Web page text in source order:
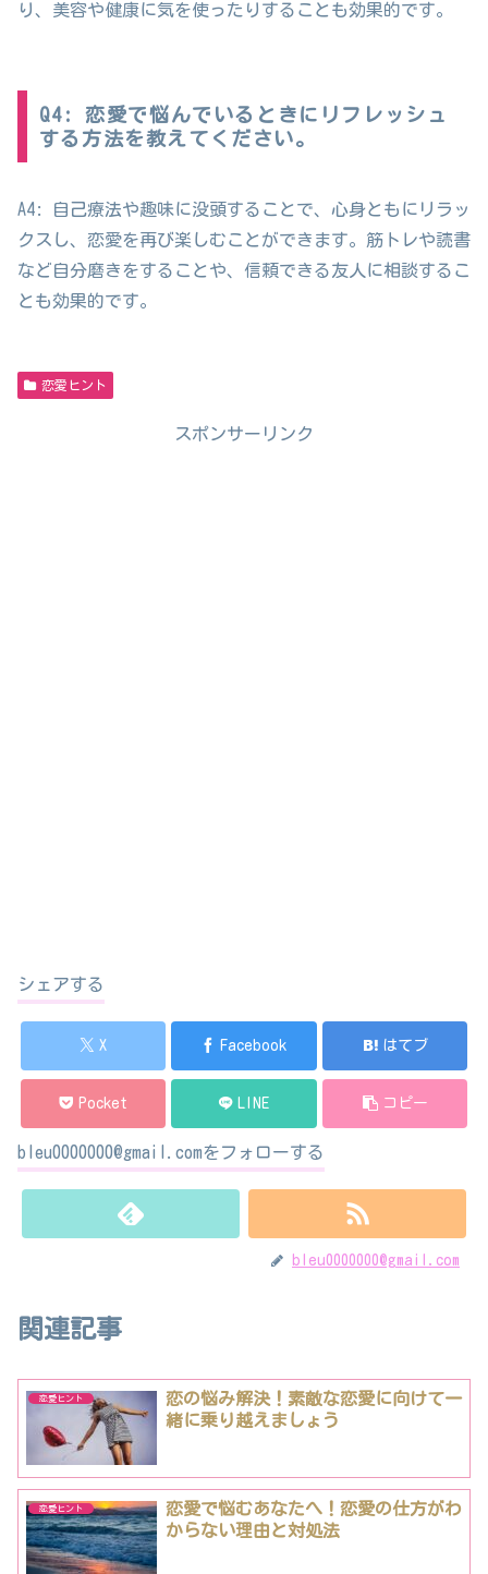
り、美容や健康に気を使ったりすることも効果的です。
Q4: 恋愛で悩んでいるときにリフレッシュ
する方法を教えてください。
A4: 自己療法や趣味に没頭することで、心身ともにリラッ
クスし、恋愛を再び楽しむことができます。筋トレや読書
など自分磨きをすることや、信頼できる友人に相談するこ
とも効果的です。
恋愛ヒント
スポンサーリンク
シェアする
X Facebook はてブ
Pocket LINE コピー
bleu0000000@gmail.comをフォローする
bleu0000000@gmail.com
関連記事
恋愛ヒント
恋の悩み解決！素敵な恋愛に向けて一
緒に乗り越えましょう
恋愛ヒント
恋愛で悩むあなたへ！恋愛の仕方がわ
からない理由と対処法